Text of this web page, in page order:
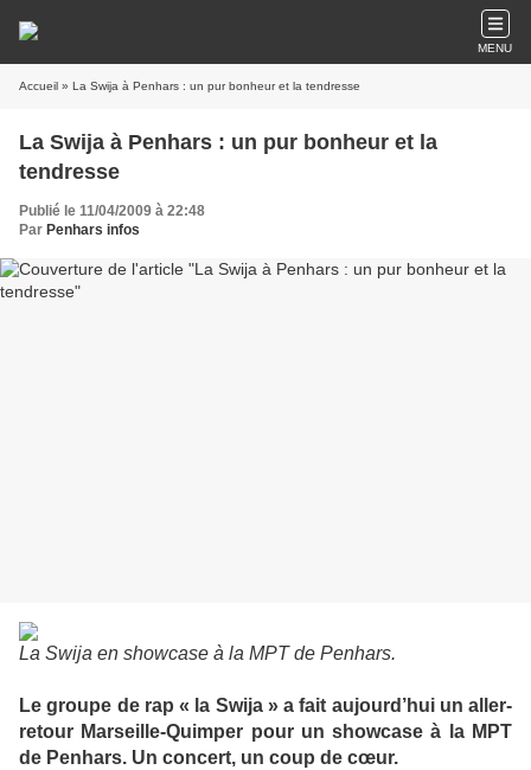
MENU
Accueil » La Swija à Penhars : un pur bonheur et la tendresse
La Swija à Penhars : un pur bonheur et la
tendresse
Publié le 11/04/2009 à 22:48
Par Penhars infos
La Swija en showcase à la MPT de Penhars.
Le groupe de rap « la Swija » a fait aujourd’hui un aller-
retour Marseille-Quimper pour un showcase à la MPT
de Penhars. Un concert, un coup de cœur.